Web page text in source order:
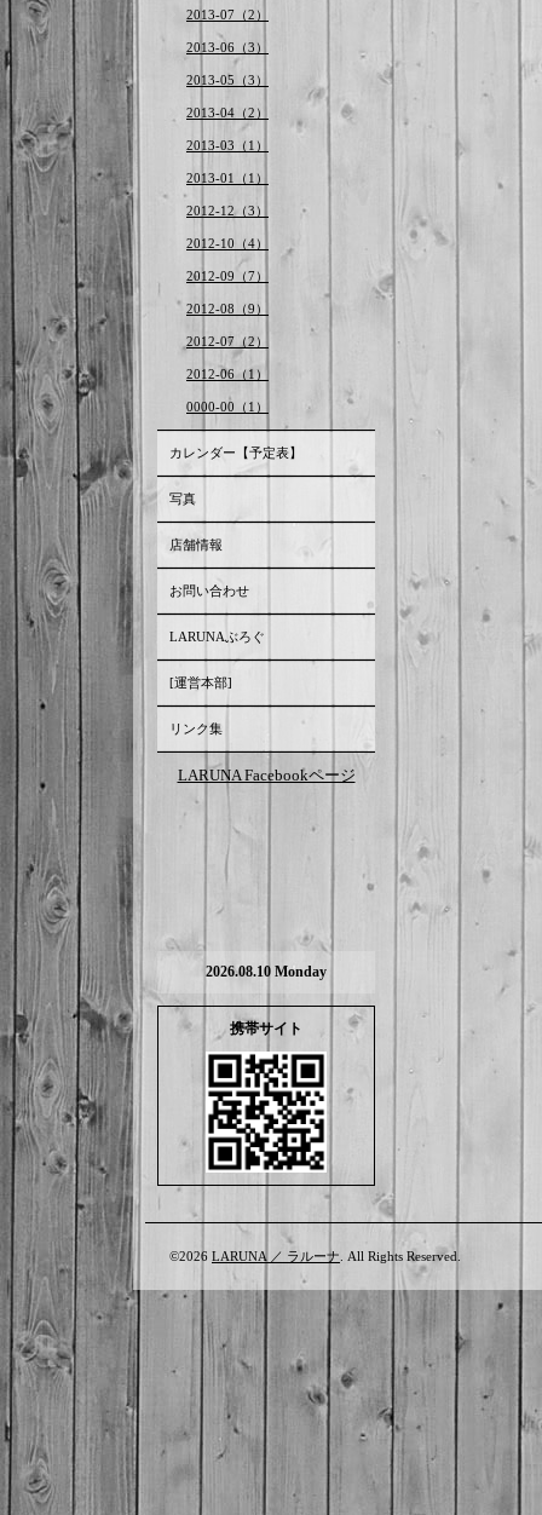
2013-07（2）
2013-06（3）
2013-05（3）
2013-04（2）
2013-03（1）
2013-01（1）
2012-12（3）
2012-10（4）
2012-09（7）
2012-08（9）
2012-07（2）
2012-06（1）
0000-00（1）
カレンダー【予定表】
写真
店舗情報
お問い合わせ
LARUNAぶろぐ
[運営本部]
リンク集
LARUNA Facebookページ
2026.08.10 Monday
携帯サイト
©2026 LARUNA ／ ラルーナ . All Rights Reserved.